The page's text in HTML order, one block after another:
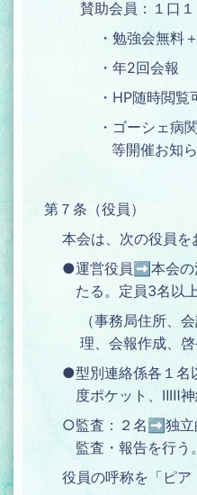
賛助会員：１口
・勉強会無料
・年2回会報
・HP随時閲覧
・ゴーシェ病
等開催お知
第７条（役員）
本会は、次の役員を
●運営役員➡本会の
たる。定員3名以上
（事務局住所、
理、会報作成、啓
●型別連絡係各１名
度ポケット、ⅡⅢ神
○監査：２名➡独立
監査・報告を行う。
役員の呼称を「ピア